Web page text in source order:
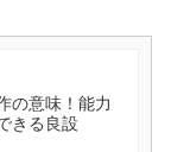
の意味！能力
きる良設